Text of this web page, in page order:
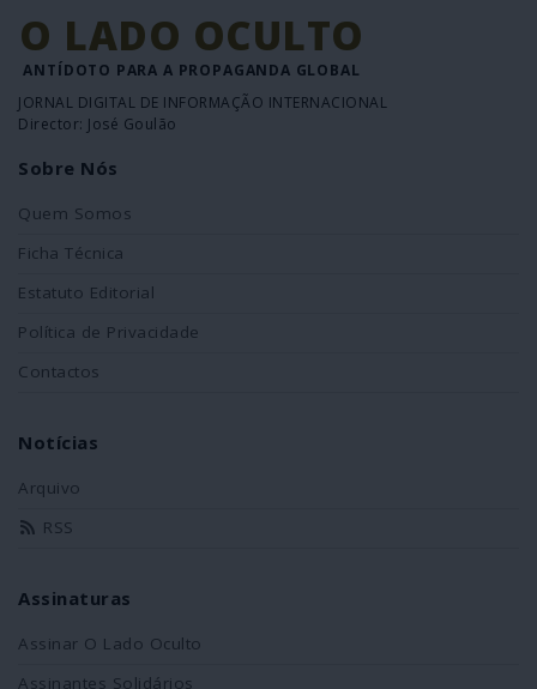
O LADO OCULTO
ANTÍDOTO PARA A PROPAGANDA GLOBAL
JORNAL DIGITAL DE INFORMAÇÃO INTERNACIONAL
Director: José Goulão
Sobre Nós
Quem Somos
Ficha Técnica
Estatuto Editorial
Política de Privacidade
Contactos
Notícias
Arquivo
RSS
Assinaturas
Assinar O Lado Oculto
Assinantes Solidários